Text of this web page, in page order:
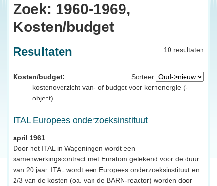
Zoek: 1960-1969,
Kosten/budget
10 resultaten
Resultaten
Sorteer
Kosten/budget:
kostenoverzicht van- of budget voor kernenergie (-
object)
ITAL Europees onderzoeksinstituut
april 1961
Door het ITAL in Wageningen wordt een
samenwerkingscontract met Euratom getekend voor de duur
van 20 jaar. ITAL wordt een Europees onderzoeksinstituut en
2/3 van de kosten (oa. van de BARN-reactor) worden door